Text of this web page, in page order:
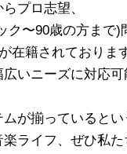
プロ志望、
ク〜90歳の方まで)
在籍されておりま
いニーズに対応
が揃っているとい
ライフ、ぜひ私た